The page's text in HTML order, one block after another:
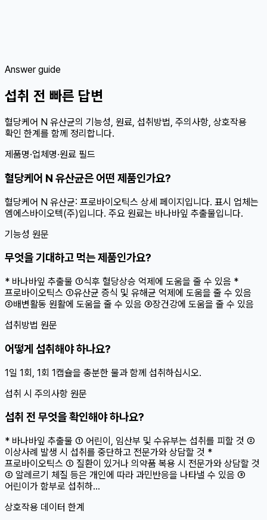
Answer guide
섭취 전 빠른 답변
혈당케어 N 유산균의 기능성, 원료, 섭취방법, 주의사항, 상호작용
확인 한계를 함께 정리합니다.
제품명·업체명·원료 필드
혈당케어 N 유산균은 어떤 제품인가요?
혈당케어 N 유산균: 프로바이오틱스 상세 페이지입니다. 표시 업체는
엠에스바이오텍(주)입니다. 주요 원료는 바나바잎 추출물입니다.
기능성 원문
무엇을 기대하고 먹는 제품인가요?
* 바나바잎 추출물 ①식후 혈당상승 억제에 도움을 줄 수 있음 *
프로바이오틱스 ①유산균 증식 및 유해균 억제에 도움을 줄 수 있음
②배변활동 원활에 도움을 줄 수 있음 ③장건강에 도움을 줄 수 있음
섭취방법 원문
어떻게 섭취해야 하나요?
1일 1회, 1회 1캡슐을 충분한 물과 함께 섭취하십시오.
섭취 시 주의사항 원문
섭취 전 무엇을 확인해야 하나요?
* 바나바잎 추출물 ① 어린이, 임산부 및 수유부는 섭취를 피할 것 ②
이상사례 발생 시 섭취를 중단하고 전문가와 상담할 것 *
프로바이오틱스 ① 질환이 있거나 의약품 복용 시 전문가와 상담할 것
② 알레르기 체질 등은 개인에 따라 과민반응을 나타낼 수 있음 ③
어린이가 함부로 섭취하...
상호작용 데이터 한계